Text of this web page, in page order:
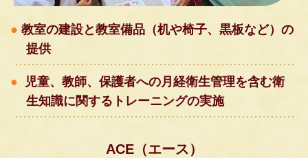
教室の建設と教室備品（机や椅子、黒板など）の
提供
児童、教師、保護者への月経衛生管理を含む衛
生知識に関するトレーニングの実施
ACE（エース）